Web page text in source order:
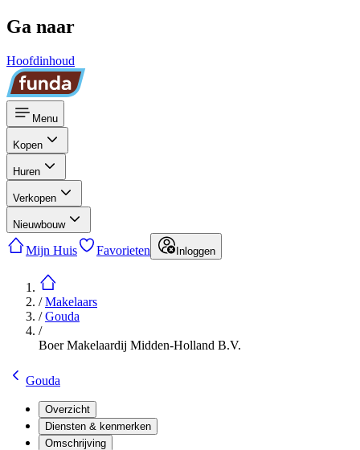
Ga naar
Hoofdinhoud
Menu
Kopen
Huren
Verkopen
Nieuwbouw
Mijn Huis Favorieten Inloggen
/Makelaars
/Gouda
/
Boer Makelaardij Midden-Holland B.V.
Gouda
Overzicht
Diensten & kenmerken
Omschrijving